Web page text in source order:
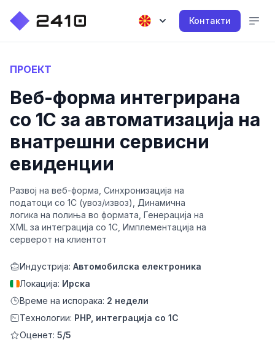
Контакти
ПРОЕКТ
Веб-форма интегрирана
со 1C за автоматизација на
внатрешни сервисни
евиденции
Развој на веб-форма, Синхронизација на
податоци со 1C (увоз/извоз), Динамична
логика на полиња во формата, Генерација на
XML за интеграција со 1C, Имплементација на
серверот на клиентот
Индустрија: Автомобилска електроника
Локација: Ирска
Време на испорака: 2 недели
Технологии: PHP, интеграција со 1C
Оценет: 5/5